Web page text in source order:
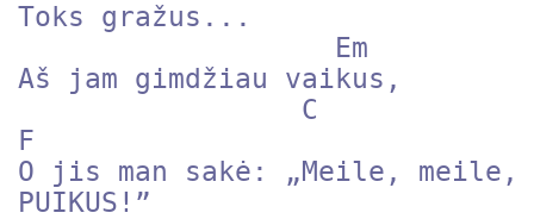
Toks gražus...
Aš jam gimdžiau vaikus,
F
O jis man sakė: „Meile, meile,
PUIKUS!”